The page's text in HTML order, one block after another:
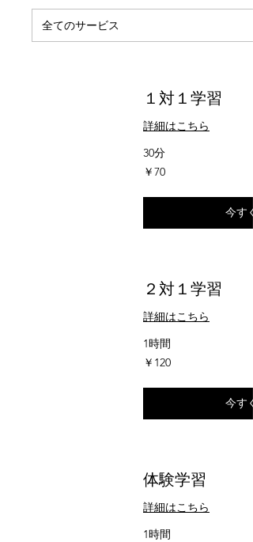
全てのサービス
１対１学習
詳細はこちら
30分
70
円
￥70
今す
２対１学習
詳細はこちら
1時間
120
円
￥120
今す
体験学習
詳細はこちら
1時間